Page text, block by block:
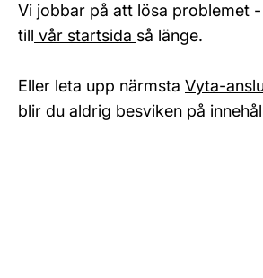
Vi jobbar på att lösa problemet
till vår startsida så länge.
Eller leta upp närmsta Vyta-
blir du aldrig besviken på